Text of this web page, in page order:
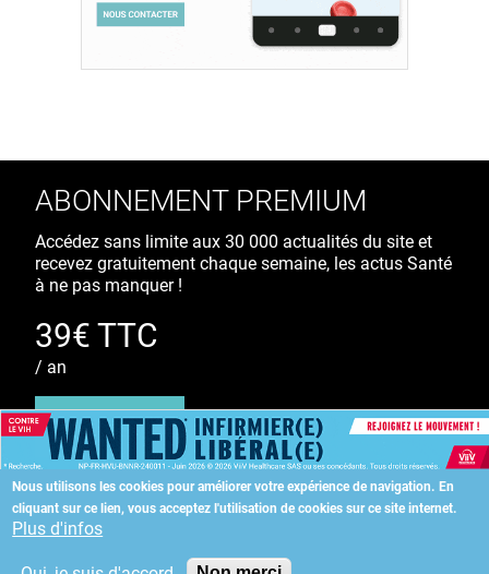
Nous utilisons les cookies pour améliorer votre expérience de navigation. En
cliquant sur ce lien, vous acceptez l'utilisation de cookies sur ce site internet.
Plus d'infos
ABONNEMENT PREMIUM
Accédez sans limite aux 30 000 actualités du site et
recevez gratuitement chaque semaine, les actus Santé
à ne pas manquer !
39€ TTC
/ an
S'ABONNER
Copyright©2026 ALLIEDHEALTH